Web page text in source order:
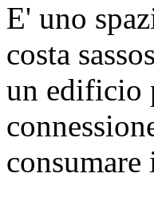
E' uno
costa
un edificio